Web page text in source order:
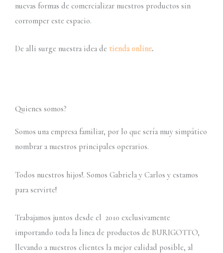
nuevas formas de comercializar nuestros productos sin
corromper este espacio.
De alli surge nuestra idea de tienda online.
Quienes somos?
Somos una empresa familiar, por lo que sería muy simpático
nombrar a nuestros principales operarios.
Todos nuestros hijos!. Somos Gabriela y Carlos y estamos
para servirte!
Trabajamos juntos desde el 2010 exclusivamente
importando toda la linea de productos de BURIGOTTO,
llevando a nuestros clientes la mejor calidad posible, al